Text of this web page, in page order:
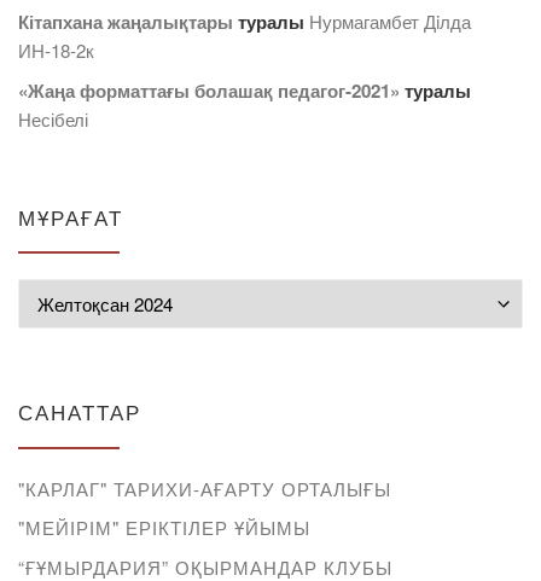
Кітапхана жаңалықтары туралы Нурмагамбет Дiлда
ИН-18-2к
«Жаңа форматтағы болашақ педагог-2021» туралы
Несібелі
МҰРАҒАТ
САНАТТАР
"КАРЛАГ" ТАРИХИ-АҒАРТУ ОРТАЛЫҒЫ
"МЕЙІРІМ" ЕРІКТІЛЕР ҰЙЫМЫ
“ҒҰМЫРДАРИЯ” ОҚЫРМАНДАР КЛУБЫ